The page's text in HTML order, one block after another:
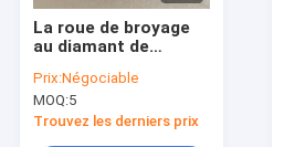
La roue de broyage
au diamant de
76*10*20*10mm
D35/40 convient à la
soudure de
Prix:Négociable
MOQ:5
Trouvez les derniers prix